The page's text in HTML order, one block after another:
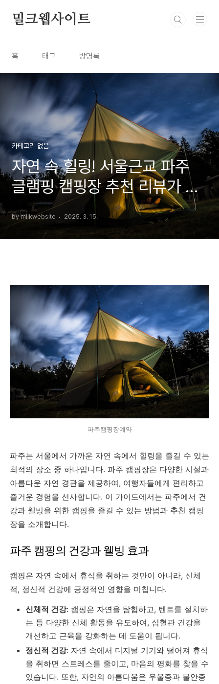
밀크웹사이트
홈 태그 방명록
카테고리 없음
자연 속 힐링! 서울근교 파주
글램핑 캠핑장 추천 리뷰가 좋
은 베스트 5 예약 가이드
by milkwebsite 2025. 3. 15.
파주캠핑장예약
파주는 서울에서 가까운 자연 속에서 힐링을 즐길 수 있는
최적의 장소 중 하나입니다. 파주 캠핑장은 다양한 시설과
아름다운 자연 경관을 제공하여, 여행자들에게 편리하고
즐거운 경험을 선사합니다. 이 가이드에서는 파주에서 건
강과 웰빙을 위한 캠핑을 즐길 수 있는 방법과 추천 캠핑
장을 소개합니다.
파주 캠핑의 건강과 웰빙 효과
캠핑은 자연 속에서 휴식을 취하는 것만이 아니라, 신체
적, 정신적 건강에 긍정적인 영향을 미칩니다.
신체적 건강: 캠핑은 자연을 탐험하고, 텐트를 설치하
는 등 다양한 신체 활동을 유도하여, 심혈관 건강을
개선하고 근육을 강화하는 데 도움이 됩니다.
정신적 건강: 자연 속에서 디지털 기기와 떨어져 휴식
을 취하면 스트레스를 줄이고, 마음의 평화를 찾을 수
있습니다. 또한, 자연의 아름다움은 우울증과 불안증